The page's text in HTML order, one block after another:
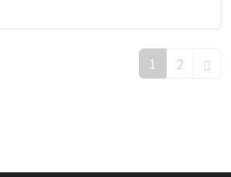
1 2